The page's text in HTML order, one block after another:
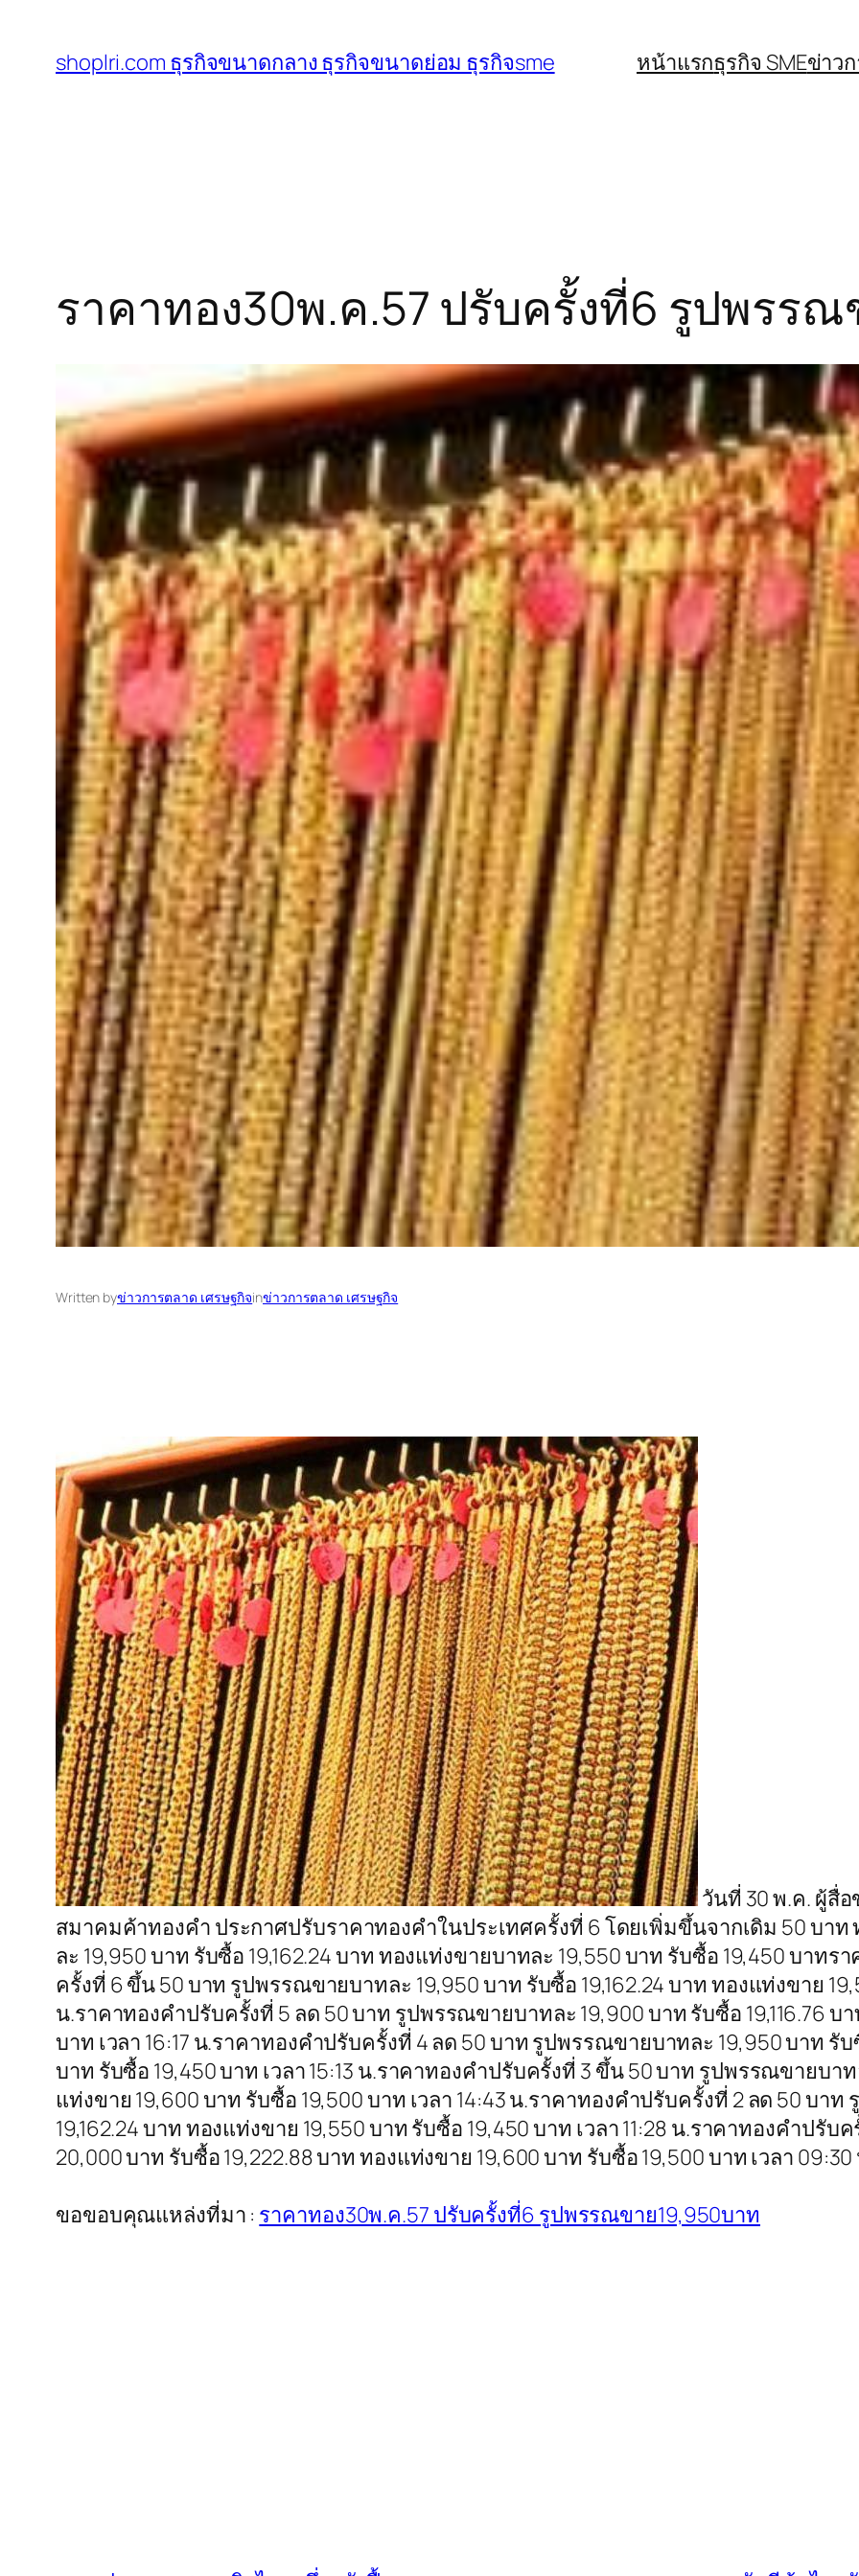
shoplri.com ธุรกิจขนาดกลาง ธุรกิจขนาดย่อม ธุรกิจsme หน้าแรกธุรกิจ SMEข่าว
ราคาทอง30พ.ค.57 ปรับครั้งที่6 รูปพรร
Written byข่าวการตลาด เศรษฐกิจinข่าวการตลาด เศรษฐกิจ
วันที่ 30 พ.ค. ผู้สื่อ
สมาคมค้าทองคำ ประกาศปรับราคาทองคำในประเทศครั้งที่ 6 โดยเพิ่มขึ้นจากเดิม 50 บ
ละ 19,950 บาท รับซื้อ 19,162.24 บาท ทองแท่งขายบาทละ 19,550 บาท รับซื้อ 19,450 บาท
ครั้งที่ 6 ขึ้น 50 บาท รูปพรรณขายบาทละ 19,950 บาท รับซื้อ 19,162.24 บาท ทองแท่งขาย
น.ราคาทองคำปรับครั้งที่ 5 ลด 50 บาท รูปพรรณขายบาทละ 19,900 บาท รับซื้อ 19,116.76 บ
บาท เวลา 16:17 น.ราคาทองคำปรับครั้งที่ 4 ลด 50 บาท รูปพรรณขายบาทละ 19,950 บาท รั
บาท รับซื้อ 19,450 บาท เวลา 15:13 น.ราคาทองคำปรับครั้งที่ 3 ขึ้น 50 บาท รูปพรรณขายบา
แท่งขาย 19,600 บาท รับซื้อ 19,500 บาท เวลา 14:43 น.ราคาทองคำปรับครั้งที่ 2 ลด 50 บา
19,162.24 บาท ทองแท่งขาย 19,550 บาท รับซื้อ 19,450 บาท เวลา 11:28 น.ราคาทองคำปรั
20,000 บาท รับซื้อ 19,222.88 บาท ทองแท่งขาย 19,600 บาท รับซื้อ 19,500 บาท เวลา 09:30
ขอขอบคุณแหล่งที่มา : ราคาทอง30พ.ค.57 ปรับครั้งที่6 รูปพรรณขาย19,950บาท